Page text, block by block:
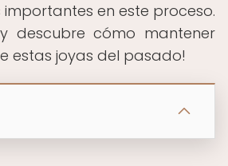
en este proceso.
y descubre cómo mantener
estas joyas del pasado!